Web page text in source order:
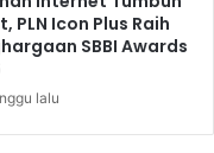
PLN Icon Plus Raih
SBBI Awards
lalu